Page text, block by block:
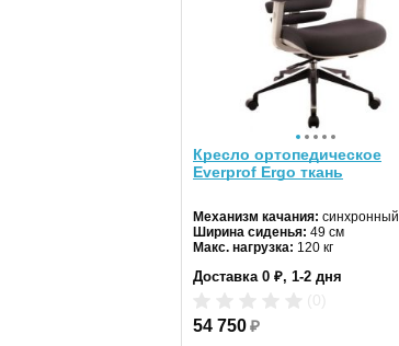
Кресло ортопедическое
Everprof Ergo ткань
Механизм качания: синхронный
Ширина сиденья: 49 см
Макс. нагрузка: 120 кг
Материал спинки:ткань
Доставка 0 ₽, 1-2 дня
54 750₽